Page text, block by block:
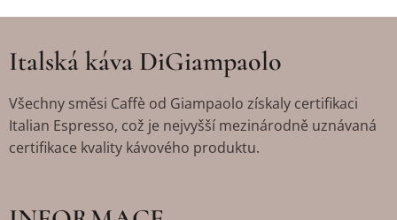
Italská káva DiGiampaolo
Všechny směsi Caffè od Giampaolo získaly certifikaci
Italian Espresso, což je nejvyšší mezinárodně uznávaná
certifikace kvality kávového produktu.